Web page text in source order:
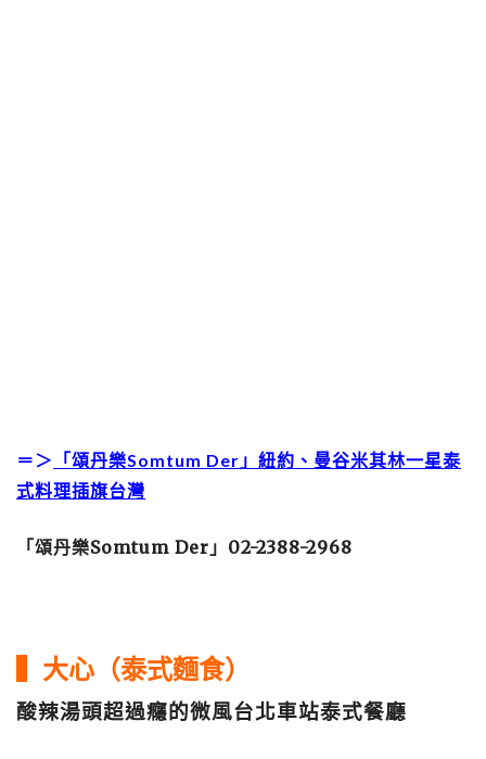
＝＞
「頌丹樂Somtum Der」紐約、曼谷米其林一星泰
式料理插旗台灣
「頌丹樂Somtum Der」02-2388-2968
▍大心（泰式麵食）
酸辣湯頭超過癮的微風台北車站泰式餐廳